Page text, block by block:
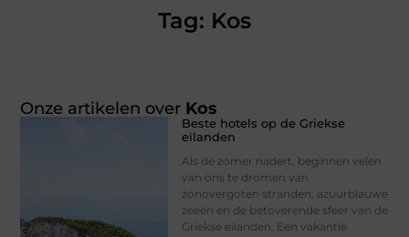
Tag: Kos
Onze artikelen over Kos
Beste hotels op de Griekse
eilanden
Als de zomer nadert, beginnen velen
van ons te dromen van
zonovergoten stranden, azuurblauwe
zeeën en de betoverende sfeer van de
Griekse eilanden. Een vakantie